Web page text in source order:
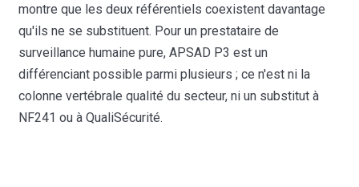
montre que les deux référentiels coexistent davantage
qu'ils ne se substituent. Pour un prestataire de
surveillance humaine pure, APSAD P3 est un
différenciant possible parmi plusieurs ; ce n'est ni la
colonne vertébrale qualité du secteur, ni un substitut à
NF241 ou à QualiSécurité.